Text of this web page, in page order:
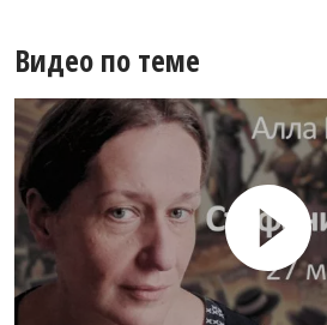
Видео по теме